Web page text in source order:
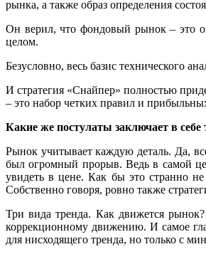
рынка, а также образ определения
Он верил, что фондовый рынок – это
целом.
Безусловно, весь базис технического
И стратегия «Снайпер» полностью
– это набор четких правил и
Какие же постулаты заключает в себе
Рынок учитывает каждую деталь. Да,
был огромный прорыв. Ведь в самой
увидеть в цене. Как бы это странно
Собственно говоря, ровно также
Три вида тренда. Как движется
коррекционному движению. И самое
для нисходящего тренда, но только с